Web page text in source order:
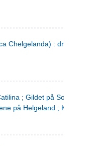
Chelgelanda) : drama u četiri
; Gildet på Solhaug ; Fru
på Helgeland ;